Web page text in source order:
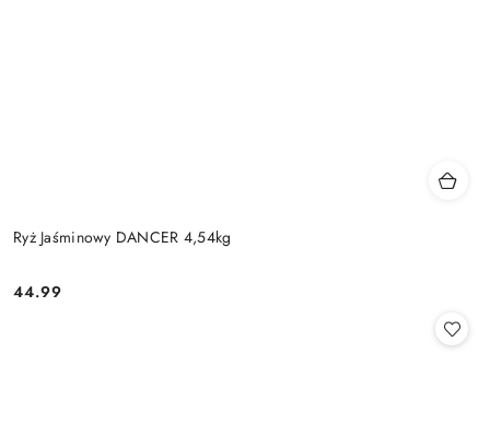
Ryż Jaśminowy DANCER 4,54kg
Cena:
44.99